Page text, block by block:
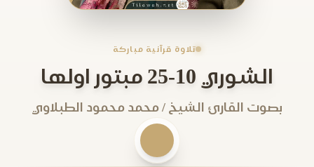
تلاوة قرآنية مباركة
الشوري 10-25 مبتور اولها
بصوت القارئ الشيخ / محمد محمود الطبلاوي